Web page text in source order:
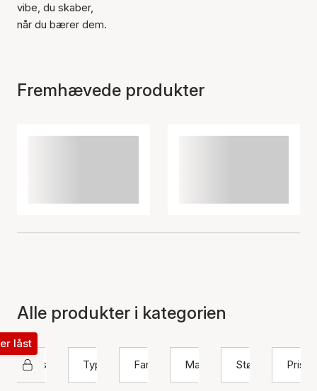
vibe, du skaber,
når du bærer dem.
Fremhævede produkter
Alle produkter i kategorien
Sistie 2nd
låst
Type
Farve Materiale Størrelse Pris